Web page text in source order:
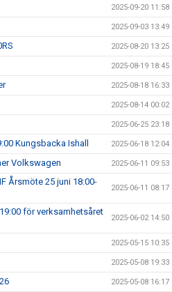
2025-09-20 11:58
2025-09-03 13:49
2025-08-20 13:25
2025-08-19 18:45
2025-08-18 16:33
2025-08-14 00:02
2025-06-25 23:18
Kungsbacka Ishall 2025-06-18 12:04
Volkswagen 2025-06-11 09:53
Årsmöte 25 juni 18:00-
2025-06-11 08:17
för verksamhetsåret
2025-06-02 14:50
2025-05-15 10:35
2025-05-08 19:33
2025-05-08 16:17